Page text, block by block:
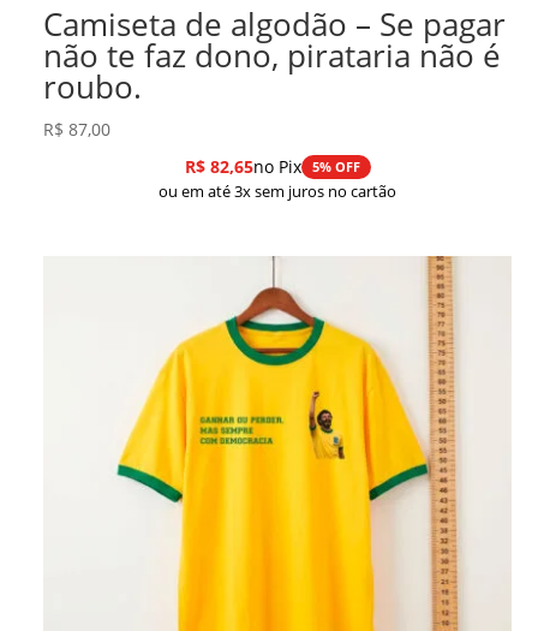
Camiseta de algodão – Se pagar
não te faz dono, pirataria não é
roubo.
R$ 87,00
R$82,65no Pix 5% OFF
ou em até 3x sem juros no cartão